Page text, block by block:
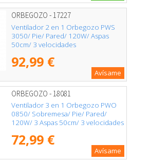
ORBEGOZO - 17227
Ventilador 2 en 1 Orbegozo PWS
3050/ Pie/ Pared/ 120W/ Aspas
50cm/ 3 velocidades
92,99 €
Avísame
ORBEGOZO - 18081
Ventilador 3 en 1 Orbegozo PWO
0850/ Sobremesa/ Pie/ Pared/
120W/ 3 Aspas 50cm/ 3 velocidades
72,99 €
Avísame